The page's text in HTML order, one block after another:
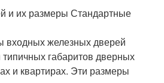
и их размеры Стандартные
входных железных дверей
габаритов дверных
и квартирах. Эти размеры